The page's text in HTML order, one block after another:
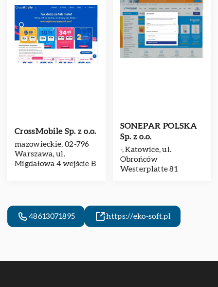
CrossMobile Sp. z o.o.
mazowieckie, 02-796
Warszawa, ul.
Migdałowa 4 wejście B
SONEPAR POLSKA
Sp. z o.o.
-, Katowice, ul.
Obrońców
Westerplatte 81
48613071895 https://eko-soft.pl